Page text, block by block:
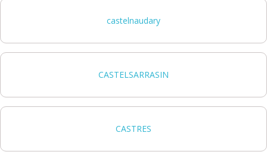
castelnaudary
CASTELSARRASIN
CASTRES